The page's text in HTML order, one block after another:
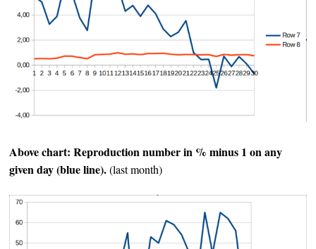
Above chart: Reproduction number in % minus 1 on any
given day (blue line).(last month)